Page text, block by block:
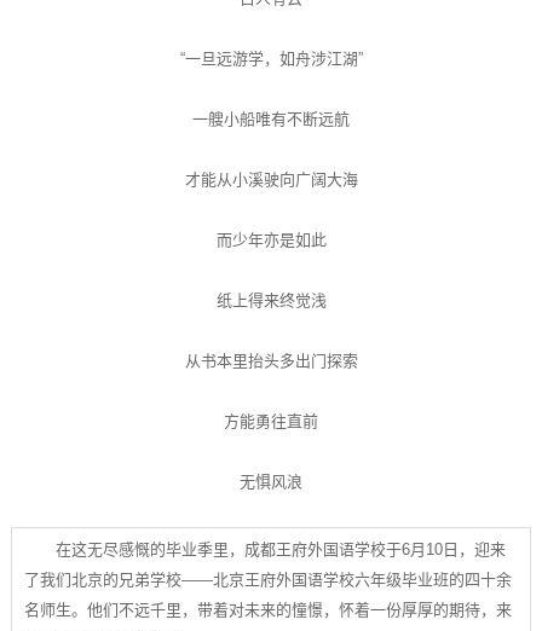
“一旦远游学，如舟涉江湖”
一艘小船唯有不断远航
才能从小溪驶向广阔大海
而少年亦是如此
纸上得来终觉浅
从书本里抬头多出门探索
方能勇往直前
无惧风浪
在这无尽感慨的毕业季里，成都王府外国语学校于6月10日，迎来
了我们北京的兄弟学校——北京王府外国语学校六年级毕业班的四十余
名师生。他们不远千里，带着对未来的憧憬，怀着一份厚厚的期待，来